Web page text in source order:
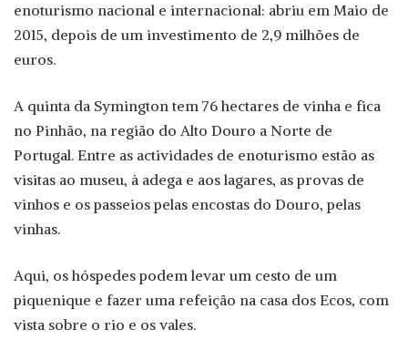
enoturismo nacional e internacional: abriu em Maio de
2015, depois de um investimento de 2,9 milhões de
euros.
A quinta da Symington tem 76 hectares de vinha e fica
no Pinhão, na região do Alto Douro a Norte de
Portugal. Entre as actividades de enoturismo estão as
visitas ao museu, à adega e aos lagares, as provas de
vinhos e os passeios pelas encostas do Douro, pelas
vinhas.
Aqui, os hóspedes podem levar um cesto de um
piquenique e fazer uma refeição na casa dos Ecos, com
vista sobre o rio e os vales.